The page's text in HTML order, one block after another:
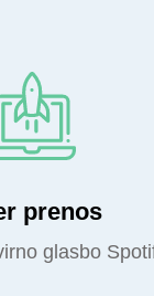
prenos
glasbo